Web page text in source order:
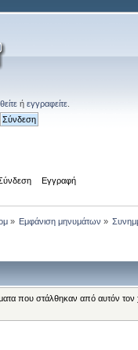
ή εγγραφείτε
Εγγραφή
» Εμφάνιση μηνυμάτων »
που στάλθηκαν από αυτόν